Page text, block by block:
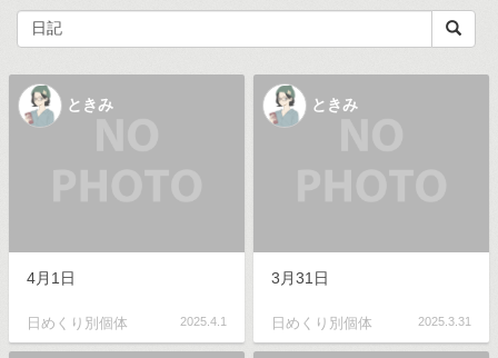
ときみ
4月1日
日めくり別個体 2025.4.1
ときみ
3月31日
日めくり別個体 2025.3.31